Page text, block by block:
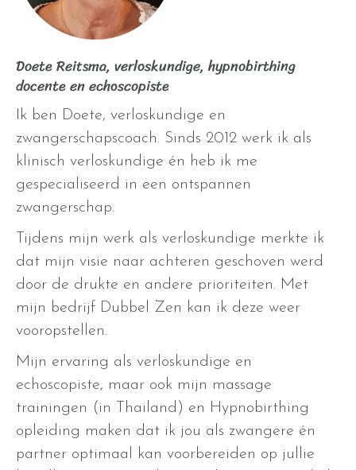
Doete Reitsma, verloskundige, hypnobirthing
docente en echoscopiste
Ik ben Doete, verloskundige en
zwangerschapscoach. Sinds 2012 werk ik als
klinisch verloskundige én heb ik me
gespecialiseerd in een ontspannen
zwangerschap.
Tijdens mijn werk als verloskundige merkte ik
dat mijn visie naar achteren geschoven werd
door de drukte en andere prioriteiten. Met
mijn bedrijf Dubbel Zen kan ik deze weer
vooropstellen.
Mijn ervaring als verloskundige en
echoscopiste, maar ook mijn massage
trainingen (in Thailand) en Hypnobirthing
opleiding maken dat ik jou als zwangere én
partner optimaal kan voorbereiden op jullie